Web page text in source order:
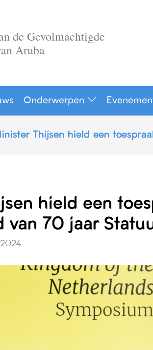
de Gevolmachtigde
Aruba
Onderwerpen
Thijsen hield een
hield een
van 70 jaar